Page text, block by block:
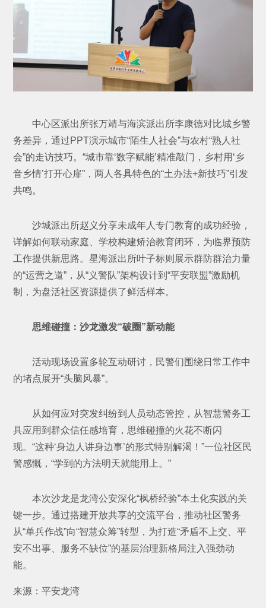
中心区派出所张万靖与海滨派出所李康德对比城乡警
务差异，通过PPT演示城市“陌生人社会”与农村“熟人社
会”的走访技巧。“城市靠‘数字赋能’精准敲门，乡村用‘乡
音乡情’打开心扉”，两人各具特色的“土办法+新技巧”引发
共鸣。
沙城派出所赵义分享未成年人专门教育的成功经验，
详解如何联动家庭、学校构建矫治教育闭环，为临界预防
工作提供新思路。星海派出所叶子标则展示群防群治力量
的“运营之道”，从“义警队”架构设计到“平安联盟”激励机
制，为盘活社区资源提供了鲜活样本。
思维碰撞：沙龙激发“破圈”新动能
活动现场设置多轮互动研讨，民警们围绕日常工作中
的堵点展开“头脑风暴”。
从如何应对突发纠纷到人员动态管控，从智慧警务工
具应用到群众信任感培育，思维碰撞的火花不断闪
现。“这种‘身边人讲身边事’的形式特别解渴！”一位社区民
警感慨，“学到的方法明天就能用上。”
本次沙龙是龙湾公安深化“枫桥经验”本土化实践的关
键一步。通过搭建开放共享的交流平台，推动社区警务
从“单兵作战”向“智慧众筹”转型，为打造“矛盾不上交、平
安不出事、服务不缺位”的基层治理新格局注入强劲动
能。
来源：平安龙湾